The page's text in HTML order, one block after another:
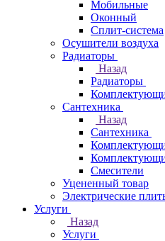
Мобильные
Оконный
Сплит-система
Осушители воздуха
Радиаторы
Назад
Радиаторы
Сантехника
Назад
Сантехника
Смесители
Уцененный товар
Электрические
Услуги
Назад
Услуги